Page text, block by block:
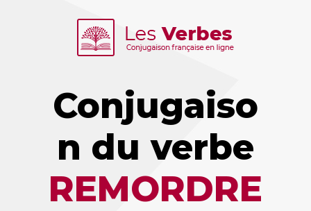
Conjugaiso
n du verbe
REMORDRE